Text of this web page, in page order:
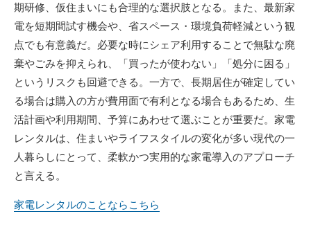
期研修、仮住まいにも合理的な選択肢となる。また、最新家
電を短期間試す機会や、省スペース・環境負荷軽減という観
点でも有意義だ。必要な時にシェア利用することで無駄な廃
棄やごみを抑えられ、「買ったが使わない」「処分に困る」
というリスクも回避できる。一方で、長期居住が確定してい
る場合は購入の方が費用面で有利となる場合もあるため、生
活計画や利用期間、予算にあわせて選ぶことが重要だ。家電
レンタルは、住まいやライフスタイルの変化が多い現代の一
人暮らしにとって、柔軟かつ実用的な家電導入のアプローチ
と言える。
家電レンタルのことならこちら